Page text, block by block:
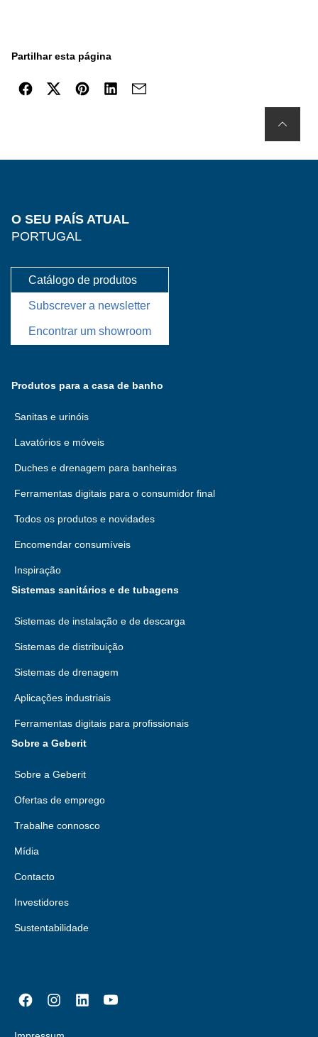
Partilhar esta página
O SEU PAÍS ATUAL
PORTUGAL
Catálogo de produtos
Subscrever a newsletter
Encontrar um showroom
Produtos para a casa de banho
Sanitas e urinóis
Lavatórios e móveis
Duches e drenagem para banheiras
Ferramentas digitais para o consumidor final
Todos os produtos e novidades
Encomendar consumíveis
Inspiração
Sistemas sanitários e de tubagens
Sistemas de instalação e de descarga
Sistemas de distribuição
Sistemas de drenagem
Aplicações industriais
Ferramentas digitais para profissionais
Sobre a Geberit
Sobre a Geberit
Ofertas de emprego
Trabalhe connosco
Mídia
Contacto
Investidores
Sustentabilidade